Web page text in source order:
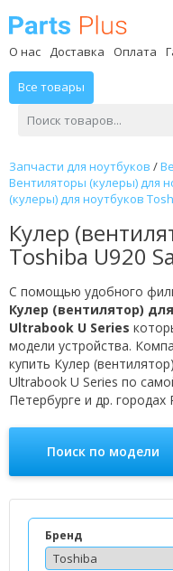
О нас Доставка Оплата
Все товары
Запчасти для ноутбуков /
Вентиляторы (кулеры) для
(кулеры) для ноутбуков
Кулер
Toshiba U920
С помощью удобного
Кулер (вентилятор)
Ultrabook U Series
модели устройства.
купить Кулер
Ultrabook U Series по
Петербурге и др. городах
Поиск по модели
Бренд